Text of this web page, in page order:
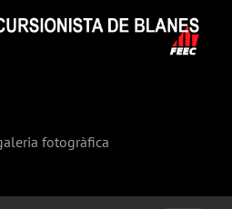
fotogràfica